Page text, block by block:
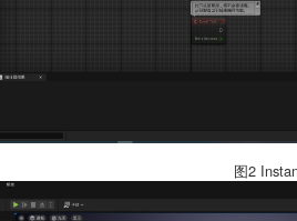
图2